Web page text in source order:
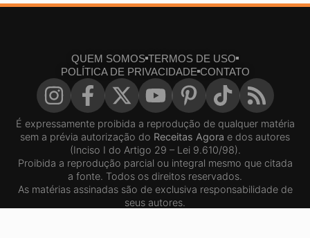
QUEM SOMOS TERMOS DE USO
POLÍTICA DE PRIVACIDADE CONTATO
É expressamente proibida a reprodução de qualquer matéria
sem a prévia autorização do Receitas Agora e dos autores
(Inciso I do Artigo 29 – Lei 9.610/98).
Proibida a reprodução parcial ou integral mesmo que citada
a fonte. Todos os direitos reservados.
As matérias assinadas são de exclusiva responsabilidade de
seus autores.